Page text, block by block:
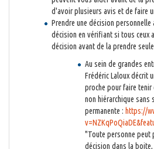
d'avoir plusieurs avis et de faire
Prendre une décision personnelle
décision en vérifiant si tous ceux
décision avant de la prendre
Au sein de grandes
Frédéric Laloux décrit
proche pour faire
non hiérarchique sans
permanente : https://
"Toute personne peut
décision dans la